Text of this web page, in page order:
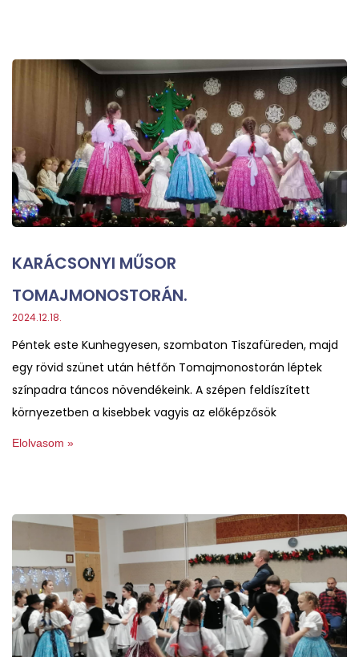
KARÁCSONYI MŰSOR
TOMAJMONOSTORÁN.
2024.12.18.
Péntek este Kunhegyesen, szombaton Tiszafüreden, majd
egy rövid szünet után hétfőn Tomajmonostorán léptek
színpadra táncos növendékeink. A szépen feldíszített
környezetben a kisebbek vagyis az előképzősök
Elolvasom »